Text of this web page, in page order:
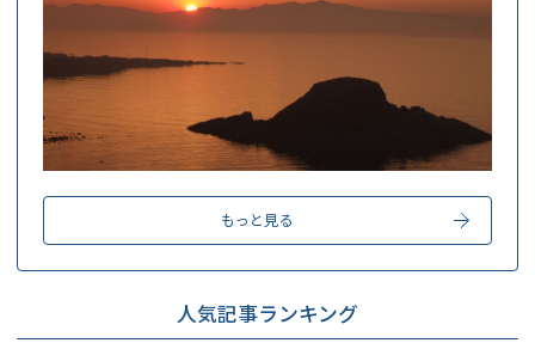
もっと見る
人気記事ランキング